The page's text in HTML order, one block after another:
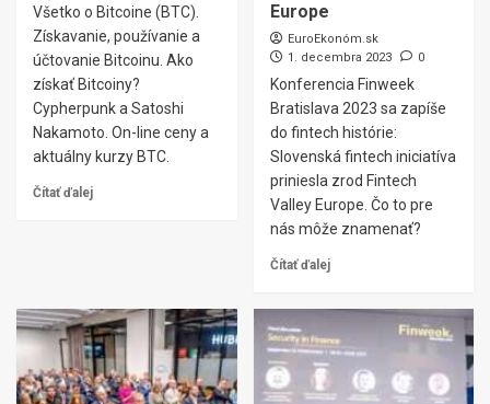
Všetko o Bitcoine (BTC).
Získavanie, používanie a
účtovanie Bitcoinu. Ako
získať Bitcoiny?
Cypherpunk a Satoshi
Nakamoto. On-line ceny a
aktuálny kurzy BTC.
Čítať ďalej
Europe
EuroEkonóm.sk
1. decembra 2023
0
Konferencia Finweek
Bratislava 2023 sa zapíše
do fintech histórie:
Slovenská fintech iniciatíva
priniesla zrod Fintech
Valley Europe. Čo to pre
nás môže znamenať?
Čítať ďalej